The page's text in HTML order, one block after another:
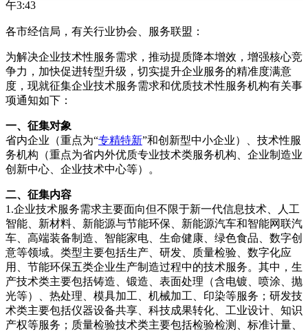
午3:43
各市经信局，有关行业协会、服务联盟：
为解决企业技术性服务需求，推动提质降本增效，增强核心竞
争力，加快促进转型升级，切实提升企业服务的精准度满意
度，现就征集企业技术服务需求和优质技术性服务机构有关事
项通知如下：
一、征集对象
省内企业（重点为“专精特新”和创新型中小企业）、技术性服
务机构（重点为省内外优质专业技术类服务机构、企业制造业
创新中心、企业技术中心等）。
二、征集内容
1.企业技术服务需求主要面向但不限于新一代信息技术、人工
智能、新材料、新能源与节能环保、新能源汽车和智能网联汽
车、高端装备制造、智能家电、生命健康、绿色食品、数字创
意等领域。类型主要包括生产、研发、质量检验、数字化应
用、节能环保五类企业生产制造过程中的技术服务。其中，生
产技术类主要包括铸造、锻造、表面处理（含电镀、喷涂、抛
光等）、热处理、模具加工、机械加工、印染等服务；研发技
术类主要包括仪器设备共享、科技成果转化、工业设计、知识
产权等服务；质量检验技术类主要包括检验检测、标准计量、